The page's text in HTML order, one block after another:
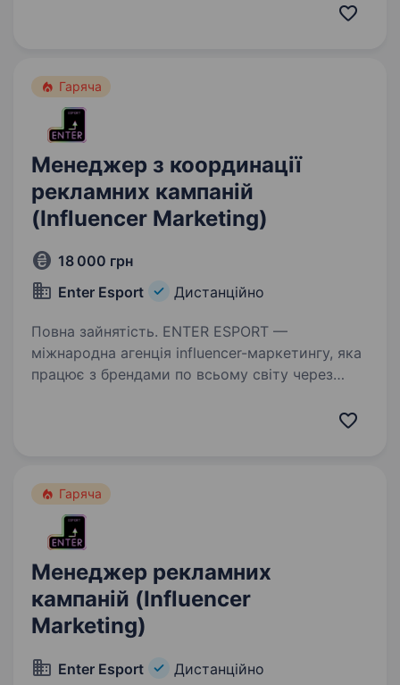
з ключових KPI. Власник бізнесу — громадянин
Гаряча
Менеджер з координації
рекламних кампаній
(Influencer Marketing)
18 000 грн
Enter Esport
Дистанційно
Повна зайнятість. ENTER ESPORT —
міжнародна агенція influencer-маркетингу, яка
працює з брендами по всьому світу через
цифрові платформи. Ми шукаємо уважного
Гаряча
Менеджер рекламних
кампаній (Influencer
Marketing)
Enter Esport Дистанційно